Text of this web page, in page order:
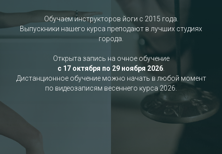
Обучаем инструкторов йоги с 2015 года.
Выпускники нашего курса преподают в лучших студиях
города.
Открыта запись на очное обучение
с 17 октября по 29 ноября 2026
Дистанционное обучение можно начать в любой момент
по видеозаписям весеннего курса 2026.